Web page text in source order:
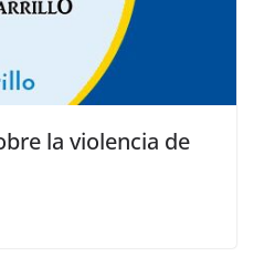
la violencia de